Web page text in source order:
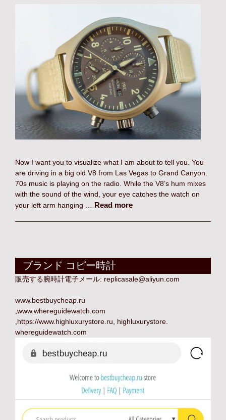
Now I want you to visualize what I am about to tell you. You
are driving in a big old V8 from Las Vegas to Grand Canyon.
70s music is playing on the radio. While the V8’s hum mixes
with the sound of the wind, your eye catches the watch on
your left arm hanging … Read more
ブランド コピー時計
販売する腕時計電子メール: replicasale@aliyun.com
www.bestbuycheap.ru
www.whereguidewatch.com
https://www.highluxurystore.ru highluxurystore
whereguidewatch.com